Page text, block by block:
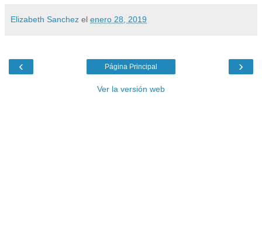
Elizabeth Sanchez el enero 28, 2019
‹ ›
Página Principal
Ver la versión web